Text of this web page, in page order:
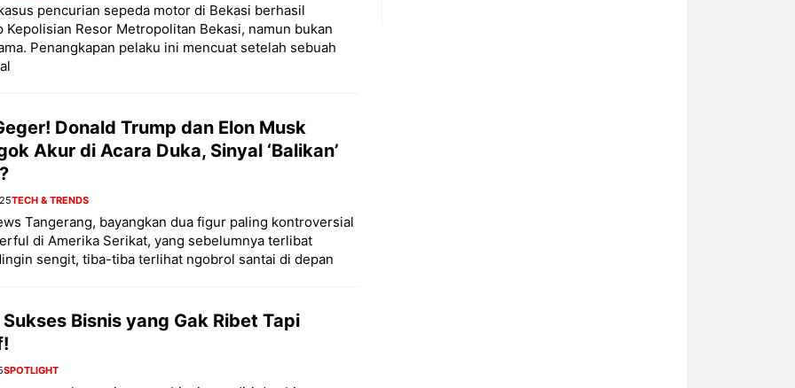
pencurian sepeda motor di Bekasi berhasil
Kepolisian Resor Metropolitan Bekasi, namun bukan
Penangkapan pelaku ini mencuat setelah sebuah
Donald Trump dan Elon Musk
Akur di Acara Duka, Sinyal ‘Balikan’
TECH & TRENDS
Tangerang, bayangkan dua figur paling kontroversial
di Amerika Serikat, yang sebelumnya terlibat
sengit, tiba-tiba terlihat ngobrol santai di depan
Bisnis yang Gak Ribet Tapi
SPOTLIGHT